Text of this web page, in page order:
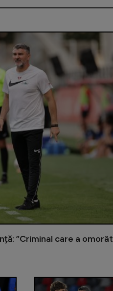
”Criminal care a